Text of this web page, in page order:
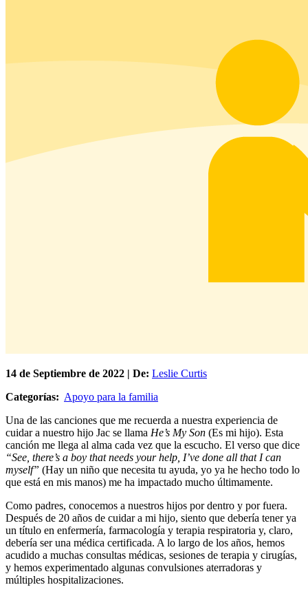
14 de Septiembre de 2022 | De: Leslie Curtis
Categorías: Apoyo para la familia
Una de las canciones que me recuerda a nuestra experiencia de
cuidar a nuestro hijo Jac se llama He’s My Son (Es mi hijo). Esta
canción me llega al alma cada vez que la escucho. El verso que dice
“See, there’s a boy that needs your help, I’ve done all that I can
myself” (Hay un niño que necesita tu ayuda, yo ya he hecho todo lo
que está en mis manos) me ha impactado mucho últimamente.
Como padres, conocemos a nuestros hijos por dentro y por fuera.
Después de 20 años de cuidar a mi hijo, siento que debería tener ya
un título en enfermería, farmacología y terapia respiratoria y, claro,
debería ser una médica certificada. A lo largo de los años, hemos
acudido a muchas consultas médicas, sesiones de terapia y cirugías,
y hemos experimentado algunas convulsiones aterradoras y
múltiples hospitalizaciones.